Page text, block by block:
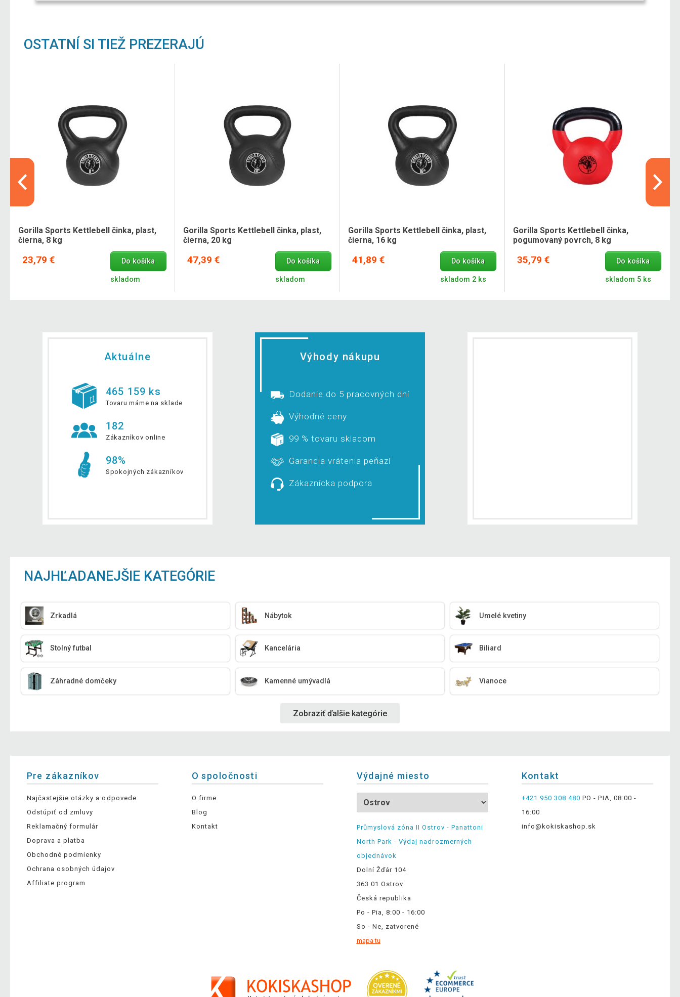
OSTATNÍ SI TIEŽ PREZERAJÚ
Gorilla Sports Kettlebell činka, plast,
čierna, 8 kg
23,79 € Do košíka
skladom
Gorilla Sports Kettlebell činka, plast,
čierna, 20 kg
47,39 € Do košíka
skladom
Gorilla Sports Kettlebell činka, plast,
čierna, 16 kg
41,89 € Do košíka
skladom 2 ks
Gorilla Sports Kettlebell činka,
pogumovaný povrch, 8 kg
35,79 € Do košíka
skladom 5 ks
Aktuálne
465 159 ks
Tovaru máme na sklade
182
Zákazníkov online
98%
Spokojných zákazníkov
Výhody nákupu
Dodanie do 5 pracovných dní
Výhodné ceny
99 % tovaru skladom
Garancia vrátenia peňazí
Zákaznícka podpora
NAJHĽADANEJŠIE KATEGÓRIE
Zrkadlá Nábytok Umelé kvetiny
Stolný futbal Kancelária Biliard
Záhradné domčeky Kamenné umývadlá Vianoce
Zobraziť ďalšie kategórie
Pre zákazníkov
Najčastejšie otázky a odpovede
Odstúpiť od zmluvy
Reklamačný formulár
Doprava a platba
Obchodné podmienky
Ochrana osobných údajov
Affiliate program
O spoločnosti
O firme
Blog
Kontakt
Výdajné miesto
Průmyslová zóna II Ostrov - Panattoni
North Park - Výdaj nadrozmerných
objednávok
Dolní Žďár 104
363 01 Ostrov
Česká republika
Po - Pia, 8:00 - 16:00
So - Ne, zatvorené
mapa tu
Kontakt
+421 950 308 480 PO - PIA, 08:00 -
16:00
info@kokiskashop.sk